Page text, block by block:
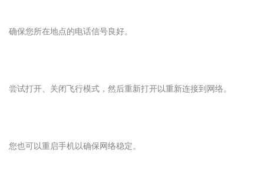
确保您所在地点的电话信号良好。
尝试打开、关闭飞行模式，然后重新打开以重新连接到网络。
您也可以重启手机以确保网络稳定。